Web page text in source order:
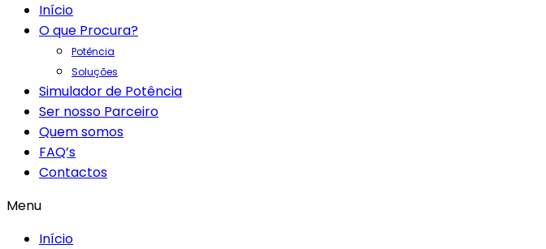
Início
O que Procura?
Potência
Soluções
Simulador de Potência
Ser nosso Parceiro
Quem somos
FAQ’s
Contactos
Menu
Início